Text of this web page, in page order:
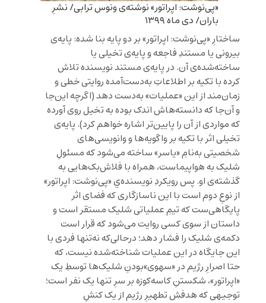
«پی‌نوشت: اپراتور» نوشته‌ی ونوس ترابی/ نشرِ
باران/ دی ماه ۱۳۹۹
ساختارِ «پی‌نوشت: اپراتور» بر دو پایه بنا شده: پایه‌ی
بیرونی یا مستندِ فاجعه و پایه‌ی تخیلی یا
ساخته‌شده‌ی آن. در پایه‌ی مستند نویسنده تلاش
کرده با تکیه بر اطلاعاتِ به‌دست‌آمده روایتی خطی و
زمان‌مند از این «عملیات» به‌دست دهد (اگرچه این‌‌جا
و آن‌جا که دانسته‌هاش اندک بوده به تخیل روی آورده
که مواردی از آن را پایین‌تر اشاره خواهم کرد). پایه‌ی
تخیلی اثر با تکیه بر واگویه‌ها و وانویسی‌های
شخصیتی به‌نامِ «یاسر» ساخته می‌شود که مسئولِ
شلیک به هواپیماست، همراه با فلاش‌بک‌هایی به
گذشته‌ی او. پس رویکردِ نویسنده‌ي «پی‌نوشت: اپراتور»
از نوعِ دوم است با این ناسازگاری که فضای اثر
پایگاهی‌ست که تیمِ عملیاتی شلیک مستقر است و
داستان از سوی کسی‌ روایت می‌شود که قرار است
دکمه‌ی شلیک را فشار دهد؛ درحالی‌که نه‌تنها فردی با
این جایگاه در این عملیات شناخته‌شده نیست، که
حتا اصرارِ رژیم در «سهوی»بودنِ شلیک‌ها توسطِ یک
«اپراتور»، شکستنِ کاسه‌کوزه بر سرِ تنها یک نفر است؛
توجیهی که هدفش تطهیرِ رژیم از یک کنشِ